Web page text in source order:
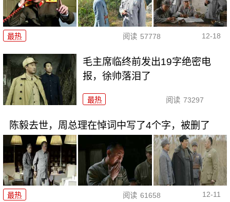
最热 阅读 57778 12-18
毛主席临终前发出19字绝密电
报，徐帅落泪了
最热 阅读 73297
陈毅去世，周总理在悼词中写了4个字，被删了
最热 阅读 61658 12-11